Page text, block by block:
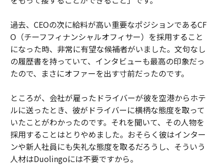
過去、CEOの次に給料が高い重要なポジションであるCF
O（チーフフィナンシャルオフィサー）を採用すること
になった時、非常に有望な候補者がいました。文句なし
の履歴書を持っていて、インタビューも最高の印象だっ
たので、まさにオファーを出す寸前だったのです。
ところが、会社が雇ったドライバーが彼を空港からホテ
ルに送ったとき、彼がドライバーに横柄な態度を取って
いたことがわかったのです。それを聞いて、その人物を
採用することはとりやめました。おそらく彼はインター
ンや新人社員にも失礼な態度を取るだろうし、そういう
人材はDuolingoには不要ですから。